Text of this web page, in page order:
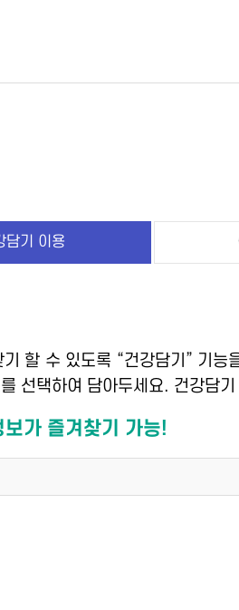
담기 이용
할 수 있도록 “건강담기” 기
선택하여 담아두세요. 건강담
가 즐겨찾기 가능!